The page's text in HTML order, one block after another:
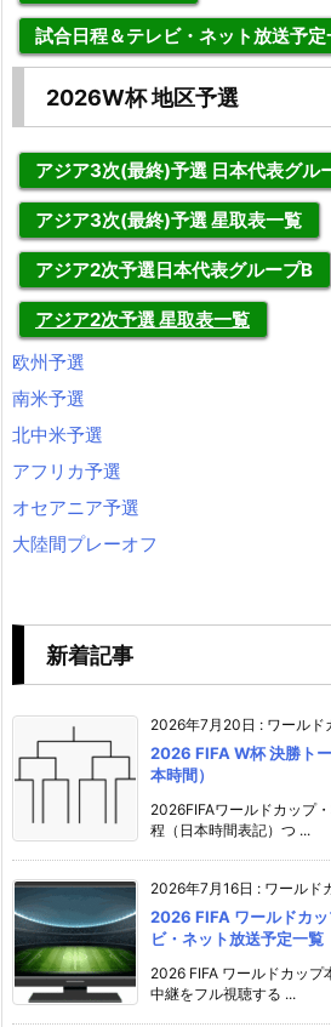
試合日程＆テレビ・ネット放送予定
2026W杯 地区予選
アジア3次(最終)予選 日本代表グル
アジア3次(最終)予選 星取表一覧
アジア2次予選日本代表グループB
アジア2次予選 星取表一覧
欧州予選
南米予選
北中米予選
アフリカ予選
オセアニア予選
大陸間プレーオフ
新着記事
2026年7月20日 : ワールド
2026 FIFA W杯 決勝ト
本時間）
2026FIFAワールドカップ
程（日本時間表記）つ ...
2026年7月16日 : ワールド
2026 FIFA ワールドカ
ビ・ネット放送予定一覧
2026 FIFA ワールドカッ
中継をフル視聴する ...